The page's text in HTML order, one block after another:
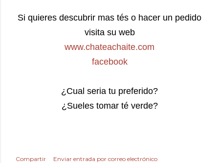
Si quieres descubrir mas tés o hacer un pedido
visita su web
www.chateachaite.com
facebook
¿Cual seria tu preferido?
¿Sueles tomar té verde?
Compartir
Enviar entrada por correo electrónico